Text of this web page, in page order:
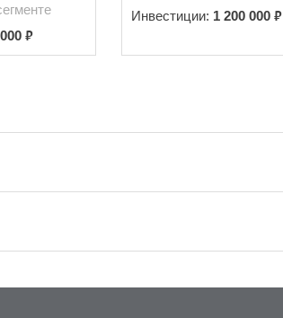
₽
Инвестиции: 1 200 000₽